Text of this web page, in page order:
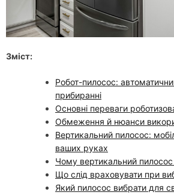
Зміст:
Робот-пилосос:
прибиранні
Основні переваги
Обмеження й нюанси
Вертикальний пилосос:
ваших руках
Чому вертикальний пилосос
Що слід враховувати при
Який пилосос вибрати для